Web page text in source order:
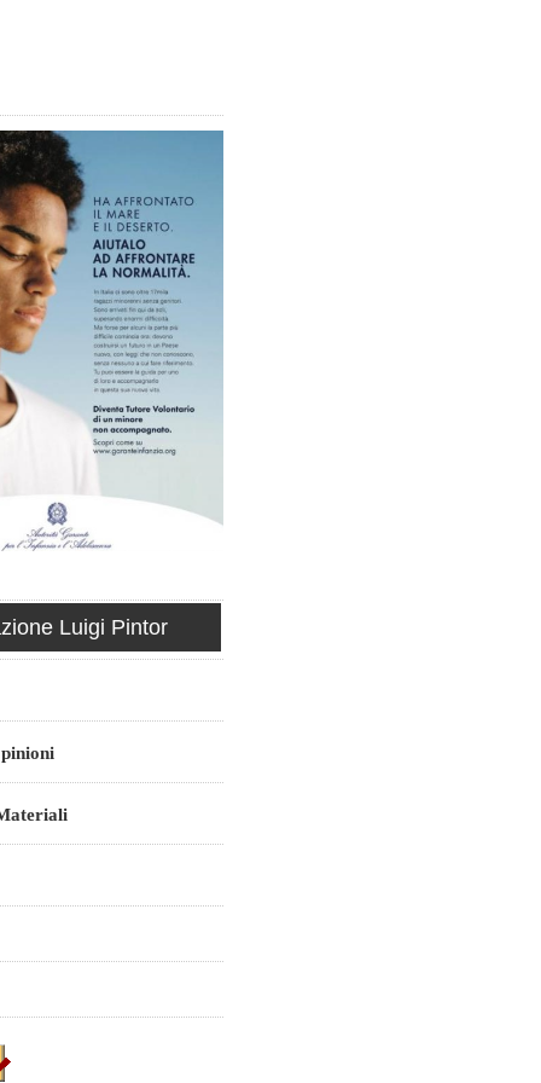
Luigi Pintor